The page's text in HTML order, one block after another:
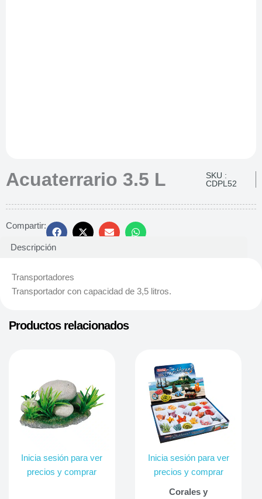
Acuaterrario 3.5 L
SKU :
CDPL52
Compartir:
Descripción
Transportadores
Transportador con capacidad de 3,5 litros.
Productos relacionados
Inicia sesión para ver
precios y comprar
Inicia sesión para ver
precios y comprar
Corales y